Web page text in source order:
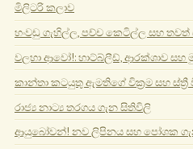
මිලිටරි කලාව
හංවඩු ගැහිල්ල, පච්ච කෙටිල්ල සහ
වලහා ආවෝ!: හාට්බ්ලීඩ්, ආරක්ශාව සහ
කාන්තා කටයුතු ඇමතිගේ වික්‍රම සහ
රාජ්‍ය නාට්‍ය තරගය ගැන සිතිවිලි
ආයුබෝවන්! නව ලිපිනය සහ පෝශක